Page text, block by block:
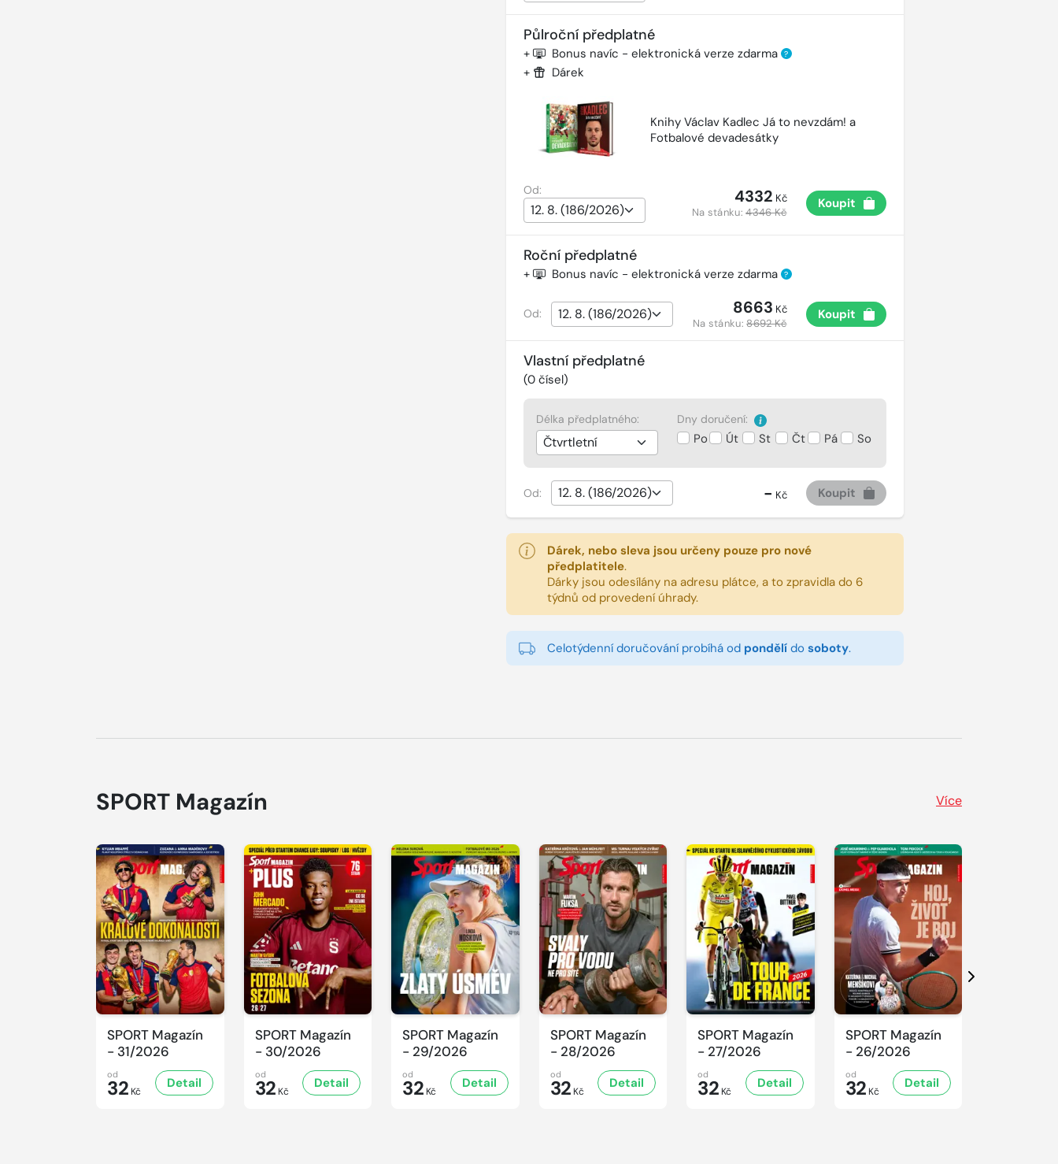
Půlroční předplatné
+ Bonus navíc - elektronická verze zdarma ?
+ Dárek
Knihy Václav Kadlec Já to nevzdám! a
Fotbalové devadesátky
Od: 4332 Kč
Na stánku:4346 Kč
Koupit
Roční předplatné
+ Bonus navíc - elektronická verze zdarma ?
Od: 8663 Kč
Na stánku:8692 Kč
Koupit
Vlastní předplatné
(0čísel)
Délka předplatného: Dny doručení:
Po Út St Čt Pá So
Od: - Kč Koupit
Dárek, nebo sleva jsou určeny pouze pro nové
předplatitele.
Dárky jsou odesílány na adresu plátce, a to zpravidla do 6
týdnů od provedení úhrady.
Celotýdenní doručování probíhá od pondělído soboty.
SPORT Magazín Více
SPORT Magazín
- 31/2026
od
32 Kč
Detail
SPORT Magazín
- 30/2026
od
32 Kč
Detail
SPORT Magazín
- 29/2026
od
32 Kč
Detail
SPORT Magazín
- 28/2026
od
32 Kč
Detail
SPORT Magazín
- 27/2026
od
32 Kč
Detail
SPORT Magazín
- 26/2026
od
32 Kč
Detail
Další